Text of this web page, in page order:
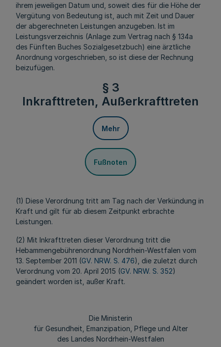
ihrem jeweiligen Datum und, soweit dies für die Höhe der
Vergütung von Bedeutung ist, auch mit Zeit und Dauer
der abgerechneten Leistungen anzugeben. Ist im
Leistungsverzeichnis (Anlage zum Vertrag nach § 134a
des Fünften Buches Sozialgesetzbuch) eine ärztliche
Anordnung vorgeschrieben, so ist diese der Rechnung
beizufügen.
§ 3
Inkrafttreten, Außerkrafttreten
Mehr
Fußnoten
(1) Diese Verordnung tritt am Tag nach der Verkündung in
Kraft und gilt für ab diesem Zeitpunkt erbrachte
Leistungen.
(2) Mit Inkrafttreten dieser Verordnung tritt die
Hebammengebührenordnung Nordrhein-Westfalen vom
13. September 2011 (GV. NRW. S. 476), die zuletzt durch
Verordnung vom 20. April 2015 (GV. NRW. S. 352)
geändert worden ist, außer Kraft.
Die Ministerin
für Gesundheit, Emanzipation, Pflege und Alter
des Landes Nordrhein-Westfalen